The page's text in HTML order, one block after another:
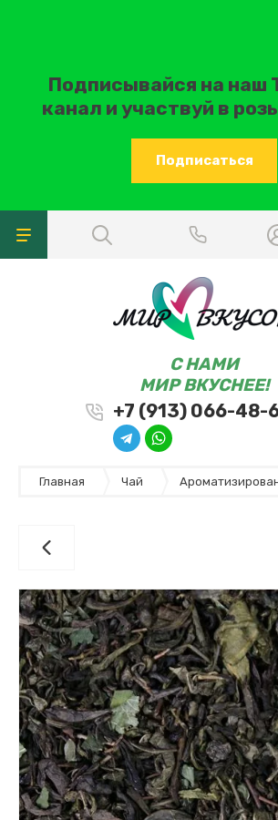
Подписывайся на наш
канал и участвуй в
Подписаться
C НАМИ
МИР ВКУСНЕЕ!
+7 (913) 066-48-
Главная Чай